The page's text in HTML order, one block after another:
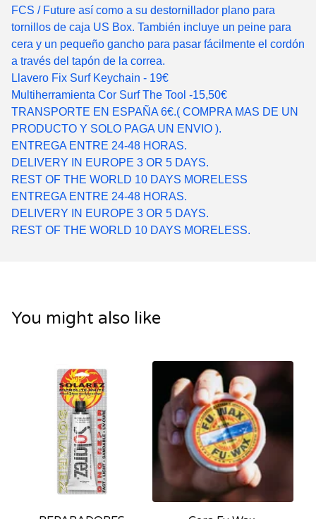
FCS / Future así como a su destornillador plano para
tornillos de caja US Box. También incluye un peine para
cera y un pequeño gancho para pasar fácilmente el cordón
a través del tapón de la correa.
Llavero Fix Surf Keychain - 19€
Multiherramienta Cor Surf The Tool -15,50€
TRANSPORTE EN ESPAÑA 6€.( COMPRA MAS DE UN
PRODUCTO Y SOLO PAGA UN ENVIO ).
ENTREGA ENTRE 24-48 HORAS.
DELIVERY IN EUROPE 3 OR 5 DAYS.
REST OF THE WORLD 10 DAYS MORELESS
ENTREGA ENTRE 24-48 HORAS.
DELIVERY IN EUROPE 3 OR 5 DAYS.
REST OF THE WORLD 10 DAYS MORELESS.
You might also like